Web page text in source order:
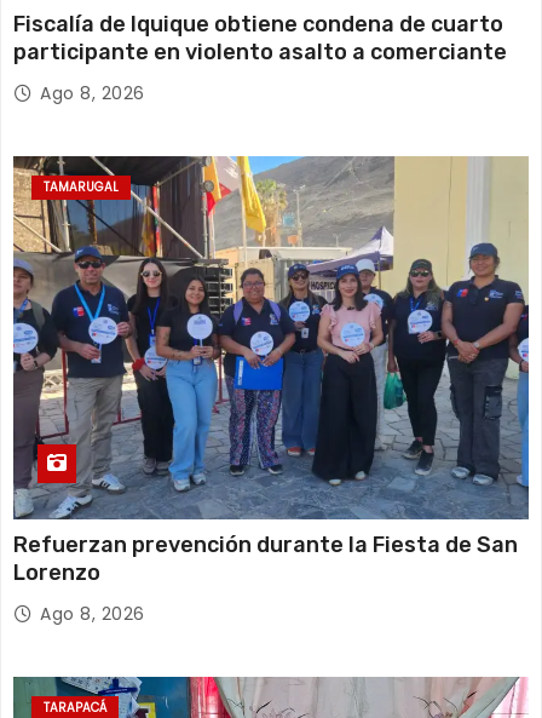
Fiscalía de Iquique obtiene condena de cuarto
participante en violento asalto a comerciante
Ago 8, 2026
TAMARUGAL
Refuerzan prevención durante la Fiesta de San
Lorenzo
Ago 8, 2026
TARAPACÁ